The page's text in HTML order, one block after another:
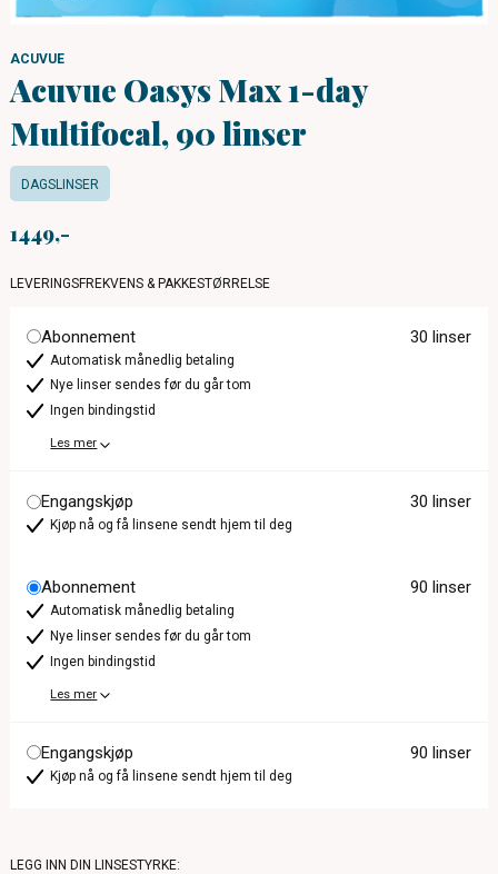
ACUVUE
Acuvue Oasys Max 1-day
Multifocal, 90 linser
DAGSLINSER
1449
LEVERINGSFREKVENS & PAKKESTØRRELSE
Abonnement 30 linser
Automatisk månedlig betaling
Nye linser sendes før du går tom
Ingen bindingstid
Les mer
Engangskjøp 30 linser
Kjøp nå og få linsene sendt hjem til deg
Abonnement 90 linser
Automatisk månedlig betaling
Nye linser sendes før du går tom
Ingen bindingstid
Les mer
Engangskjøp 90 linser
Kjøp nå og få linsene sendt hjem til deg
LEGG INN DIN LINSESTYRKE: